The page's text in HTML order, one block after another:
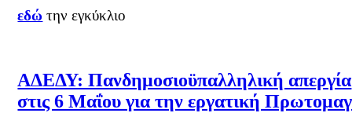
εδώ την εγκύκλιο
ΑΔΕΔΥ: Πανδημοσιοϋπαλληλική απεργία
στις 6 Μαΐου για την εργατική